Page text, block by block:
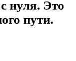
нуля. Это
пути.